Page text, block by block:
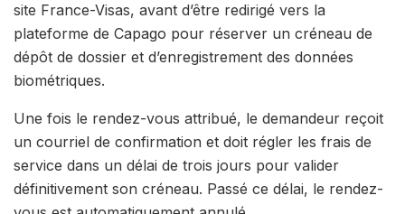
site France-Visas, avant d’être redirigé vers la
plateforme de Capago pour réserver un créneau de
dépôt de dossier et d’enregistrement des données
biométriques.
Une fois le rendez-vous attribué, le demandeur reçoit
un courriel de confirmation et doit régler les frais de
service dans un délai de trois jours pour valider
définitivement son créneau. Passé ce délai, le rendez-